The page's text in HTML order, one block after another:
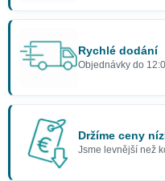
Rychlé dodání
Objednávky do
Držíme ceny
Jsme levnější než